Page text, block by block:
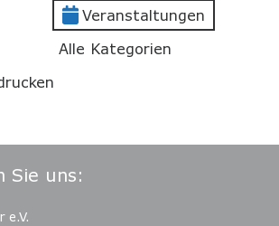
Veranstaltungen
Alle Kategorien
Sie uns:
e.V.